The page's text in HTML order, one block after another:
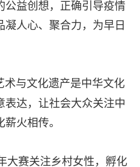
益创想，正确引导疫情
人心、聚合力，为早日
术与文化遗产是中华文化
达，让社会大众关注中
火相传。
大赛关注乡村女性，孵化